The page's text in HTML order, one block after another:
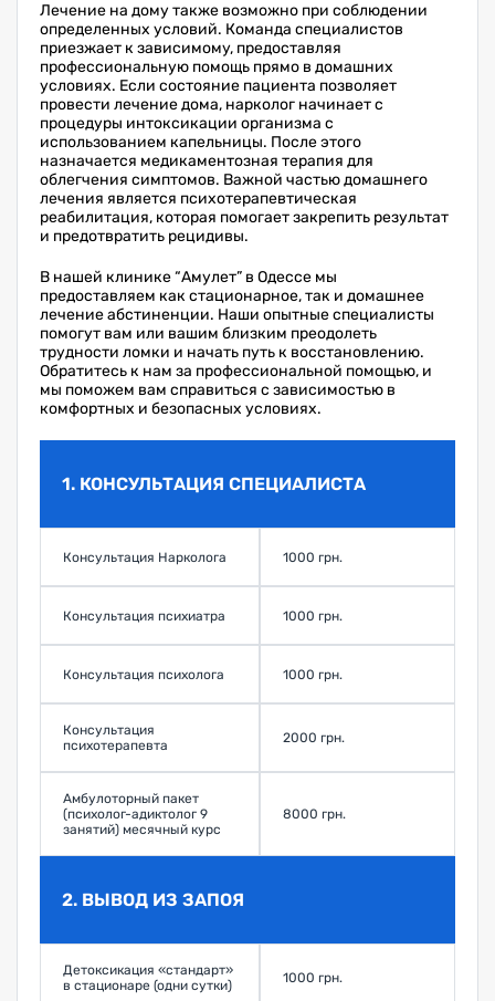
Лечение на дому также возможно при соблюдении
определенных условий. Команда специалистов
приезжает к зависимому, предоставляя
профессиональную помощь прямо в домашних
условиях. Если состояние пациента позволяет
провести лечение дома, нарколог начинает с
процедуры интоксикации организма с
использованием капельницы. После этого
назначается медикаментозная терапия для
облегчения симптомов. Важной частью домашнего
лечения является психотерапевтическая
реабилитация, которая помогает закрепить результат
и предотвратить рецидивы.
В нашей клинике “Амулет” в Одессе мы
предоставляем как стационарное, так и домашнее
лечение абстиненции. Наши опытные специалисты
помогут вам или вашим близким преодолеть
трудности ломки и начать путь к восстановлению.
Обратитесь к нам за профессиональной помощью, и
мы поможем вам справиться с зависимостью в
комфортных и безопасных условиях.
1. КОНСУЛЬТАЦИЯ СПЕЦИАЛИСТА
Консультация Нарколога 1000 грн.
Консультация психиатра 1000 грн.
Консультация психолога 1000 грн.
Консультация
психотерапевта
2000 грн.
Амбулоторный пакет
(психолог-адиктолог 9
занятий) месячный курс
8000 грн.
2. ВЫВОД ИЗ ЗАПОЯ
Детоксикация «стандарт»
в стационаре (одни сутки)
1000 грн.